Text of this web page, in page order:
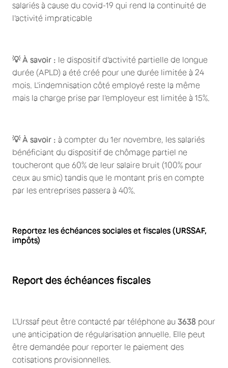
salariés à cause du covid-19 qui rend la continuité de
l'activité impraticable
💡 À savoir : le dispositif d'activité partielle de longue
durée (APLD) a été créé pour une durée limitée à 24
mois. L'indemnisation côté employé reste la même
mais la charge prise par l'employeur est limitée à 15%.
💡 À savoir : à compter du 1er novembre, les salariés
bénéficiant du dispositif de chômage partiel ne
toucheront que 60% de leur salaire bruit (100% pour
ceux au smic) tandis que le montant pris en compte
par les entreprises passera à 40%.
Reportez les échéances sociales et fiscales (URSSAF,
impôts)
Report des échéances fiscales
L'Urssaf peut être contacté par téléphone au 3638 pour
une anticipation de régularisation annuelle. Elle peut
être demandée pour reporter le paiement des
cotisations provisionnelles.